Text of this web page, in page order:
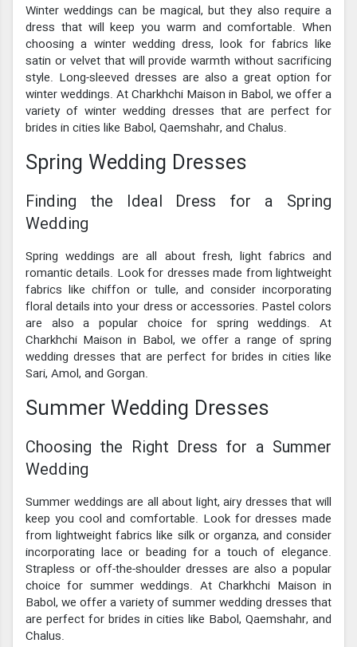
Winter weddings can be magical, but they also require a
dress that will keep you warm and comfortable. When
choosing a winter wedding dress, look for fabrics like
satin or velvet that will provide warmth without sacrificing
style. Long-sleeved dresses are also a great option for
winter weddings. At Charkhchi Maison in Babol, we offer a
variety of winter wedding dresses that are perfect for
brides in cities like Babol, Qaemshahr, and Chalus.
Spring Wedding Dresses
Finding the Ideal Dress for a Spring
Wedding
Spring weddings are all about fresh, light fabrics and
romantic details. Look for dresses made from lightweight
fabrics like chiffon or tulle, and consider incorporating
floral details into your dress or accessories. Pastel colors
are also a popular choice for spring weddings. At
Charkhchi Maison in Babol, we offer a range of spring
wedding dresses that are perfect for brides in cities like
Sari, Amol, and Gorgan.
Summer Wedding Dresses
Choosing the Right Dress for a Summer
Wedding
Summer weddings are all about light, airy dresses that will
keep you cool and comfortable. Look for dresses made
from lightweight fabrics like silk or organza, and consider
incorporating lace or beading for a touch of elegance.
Strapless or off-the-shoulder dresses are also a popular
choice for summer weddings. At Charkhchi Maison in
Babol, we offer a variety of summer wedding dresses that
are perfect for brides in cities like Babol, Qaemshahr, and
Chalus.